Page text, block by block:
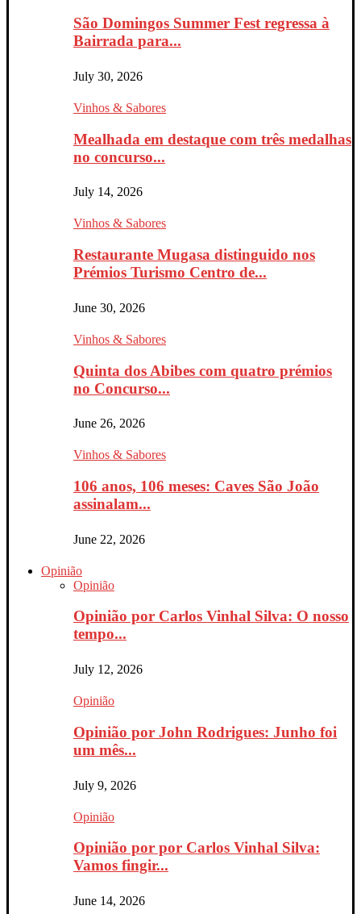
São Domingos Summer Fest regressa à
Bairrada para...
July 30, 2026
Vinhos & Sabores
Mealhada em destaque com três medalhas
no concurso...
July 14, 2026
Vinhos & Sabores
Restaurante Mugasa distinguido nos
Prémios Turismo Centro de...
June 30, 2026
Vinhos & Sabores
Quinta dos Abibes com quatro prémios
no Concurso...
June 26, 2026
Vinhos & Sabores
106 anos, 106 meses: Caves São João
assinalam...
June 22, 2026
Opinião
Opinião
Opinião por Carlos Vinhal Silva: O nosso
tempo...
July 12, 2026
Opinião
Opinião por John Rodrigues: Junho foi
um mês...
July 9, 2026
Opinião
Opinião por por Carlos Vinhal Silva:
Vamos fingir...
June 14, 2026